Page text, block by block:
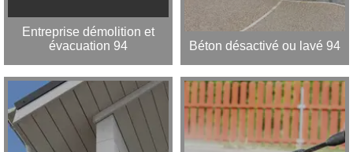
Entreprise démolition et
évacuation 94
Béton désactivé ou lavé 94